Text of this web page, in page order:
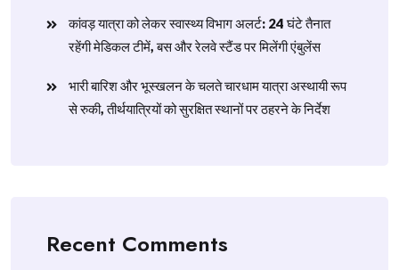
​कांवड़ यात्रा को लेकर स्वास्थ्य विभाग अलर्ट: 24 घंटे तैनात
रहेंगी मेडिकल टीमें, बस और रेलवे स्टैंड पर मिलेंगी एंबुलेंस
​भारी बारिश और भूस्खलन के चलते चारधाम यात्रा अस्थायी रूप
से रुकी, तीर्थयात्रियों को सुरक्षित स्थानों पर ठहरने के निर्देश
Recent Comments